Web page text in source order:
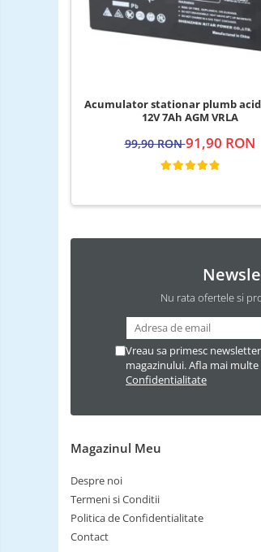
Acumulator stationar plumb acid
12V 7Ah AGM VRLA
99,90 RON91,90 RON
Nu rata ofertele si
Vreau sa primesc
magazinului. Afla mai multe
Confidentialitate
Magazinul Meu
Despre noi
Termeni si Conditii
Politica de Confidentialitate
Contact